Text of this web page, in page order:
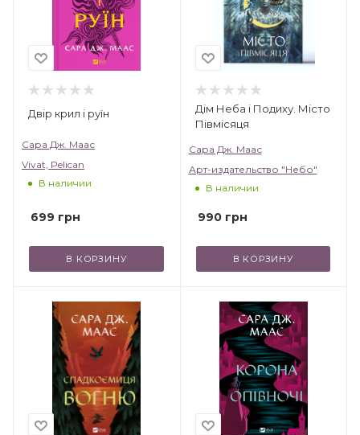
Двір крил і руїн
Сара Дж. Маас
Vivat, Pelican
В наличии
699 грн
В КОРЗИНУ
Дім Неба і Подиху. Місто
Півмісяця
Сара Дж. Маас
Арт-издательство "Небо"
В наличии
990грн
В КОРЗИНУ